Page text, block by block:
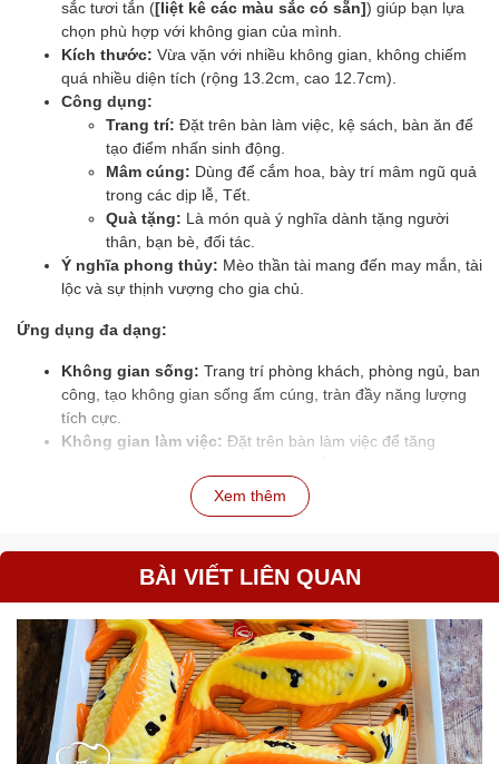
sắc tươi tắn ([liệt kê các màu sắc có sẵn]) giúp bạn lựa
chọn phù hợp với không gian của mình.
Kích thước: Vừa vặn với nhiều không gian, không chiếm
quá nhiều diện tích (rộng 13.2cm, cao 12.7cm).
Công dụng:
Trang trí: Đặt trên bàn làm việc, kệ sách, bàn ăn để
tạo điểm nhấn sinh động.
Mâm cúng: Dùng để cắm hoa, bày trí mâm ngũ quả
trong các dịp lễ, Tết.
Quà tặng: Là món quà ý nghĩa dành tặng người
thân, bạn bè, đối tác.
Ý nghĩa phong thủy: Mèo thần tài mang đến may mắn, tài
lộc và sự thịnh vượng cho gia chủ.
Ứng dụng đa dạng:
Không gian sống: Trang trí phòng khách, phòng ngủ, ban
công, tạo không gian sống ấm cúng, tràn đầy năng lượng
tích cực.
Không gian làm việc: Đặt trên bàn làm việc để tăng
Quán cafe, nhà hàng:
Tạo điểm nhấn độc đáo, thu hút
Tại sao nên chọn chậu hoa sứ mèo thần tài?
Chất lượng cao:Sản phẩm được sản xuất trên dây
chuyền hiện đại, đảm bảo chất lượng tốt nhất.
Thiết kế độc đáo:Không đụng hàng, thể hiện cá tính của
người sở hữu.
Giá cả hợp lý:Phù hợp với mọi đối tượng khách hàng.
Ý nghĩa phong thủy tốt đẹp:Mang lại may mắn, tài lộc
Xem thêm
BÀI VIẾT LIÊN QUAN